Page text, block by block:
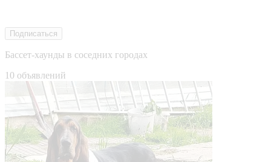
Подписаться
Бассет-хаунды в соседних городах
10 объявлений